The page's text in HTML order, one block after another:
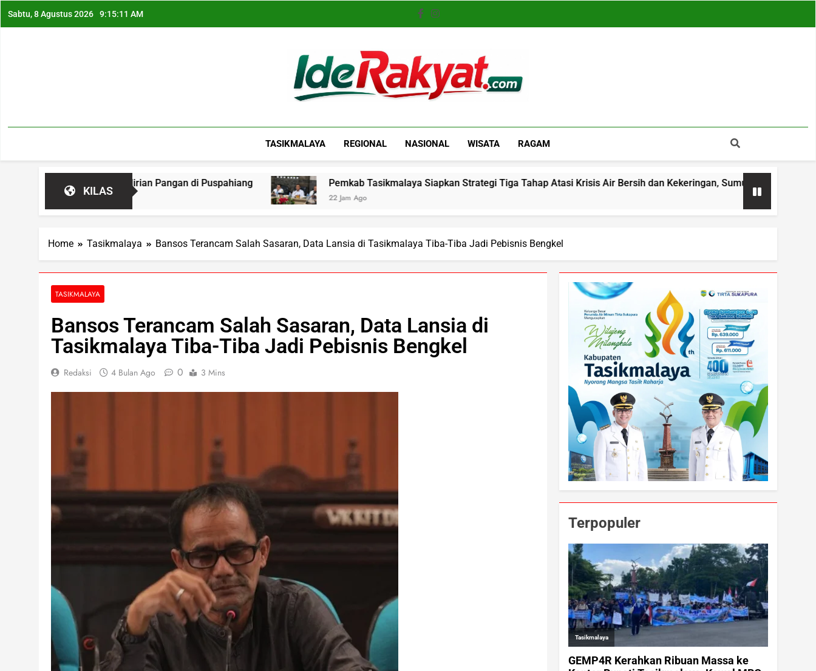
Sabtu, 8 Agustus 2026 9:15:12 AM
Iderakyat.com
TASIKMALAYA REGIONAL NASIONAL WISATA RAGAM
KILAS
Kemandirian Pangan di Puspahiang Pemkab Tasikmalaya Siapkan Strategi Tiga Tahap Atasi Krisis Air Bersih dan Kekeringan, Sumur Bor hingga Reboisasi Jadi
22 Jam Ago
Home Tasikmalaya Bansos Terancam Salah Sasaran, Data Lansia di Tasikmalaya Tiba-Tiba Jadi Pebisnis Bengkel
TASIKMALAYA
Bansos Terancam Salah Sasaran, Data Lansia di
Tasikmalaya Tiba-Tiba Jadi Pebisnis Bengkel
Redaksi 4 Bulan Ago 0 3 Mins
Terpopuler